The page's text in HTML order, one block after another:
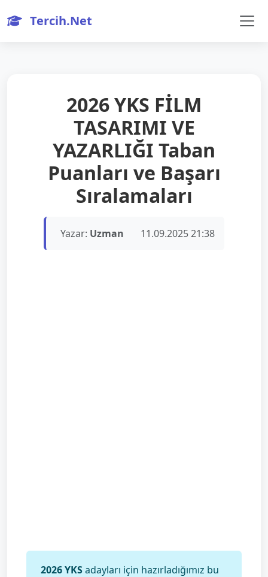
Tercih.Net
2026 YKS FİLM
TASARIMI VE
YAZARLIĞI Taban
Puanları ve Başarı
Sıralamaları
Yazar: Uzman 11.09.2025 21:38
2026 YKSadayları için hazırladığımız bu